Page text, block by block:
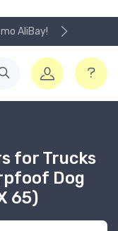
AliBay!
for Trucks
Dog
65)